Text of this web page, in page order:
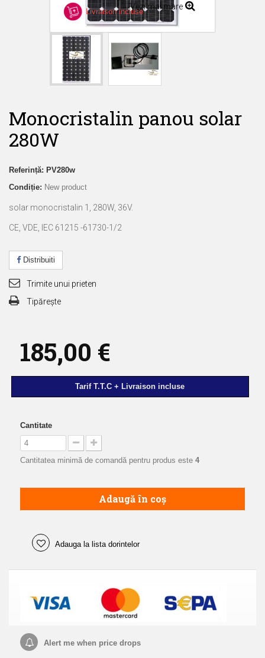
Vezi mai mare
Livraison incluse
Monocristalin panou solar
280W
Referință: PV280w
Condiție: New product
solar monocristalin 1, 280W, 36V.
CE, VDE, IEC 61215 -61730-1/2
Distribuiti
Trimite unui prieten
Tipărește
185,00 €
Tarif T.T.C + Livraison incluse
Cantitate
Cantitatea minimă de comandă pentru produs este 4
Adaugă în coș
Adauga la lista dorintelor
Alert me when price drops